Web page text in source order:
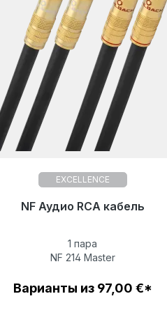
EXCELLENCE
NF Аудио RCA кабель
Готовы к немедленной отправке,
108,00 €
Детали
1 пара
NF 214 Master
Варианты из 97,00 €*